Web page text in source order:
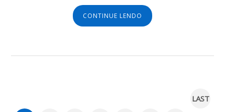
CONTINUE LENDO
LAST